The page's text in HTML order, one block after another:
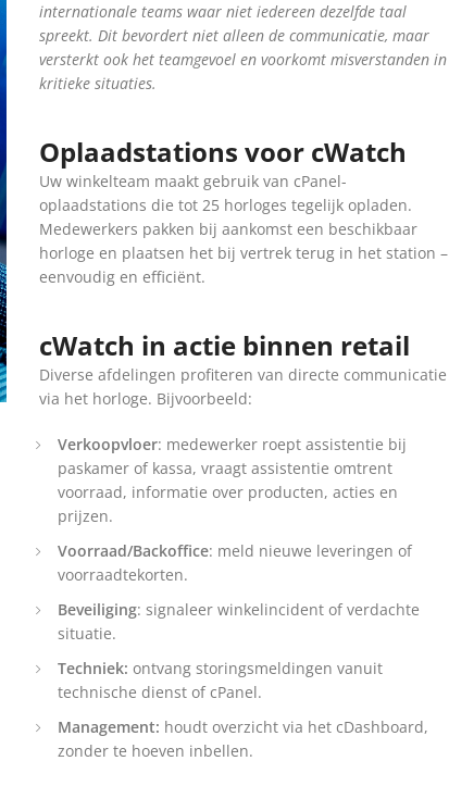
internationale teams waar niet iedereen dezelfde taal
spreekt. Dit bevordert niet alleen de communicatie, maar
versterkt ook het teamgevoel en voorkomt misverstanden in
kritieke situaties.
Oplaadstations voor cWatch
Uw winkelteam maakt gebruik van cPanel-
oplaadstations die tot 25 horloges tegelijk opladen.
Medewerkers pakken bij aankomst een beschikbaar
horloge en plaatsen het bij vertrek terug in het station –
eenvoudig en efficiënt.
cWatch in actie binnen retail
Diverse afdelingen profiteren van directe communicatie
via het horloge. Bijvoorbeeld:
Verkoopvloer: medewerker roept assistentie bij
paskamer of kassa, vraagt assistentie omtrent
voorraad, informatie over producten, acties en
prijzen.
Voorraad/Backoffice: meld nieuwe leveringen of
voorraadtekorten.
Beveiliging: signaleer winkelincident of verdachte
situatie.
Techniek: ontvang storingsmeldingen vanuit
technische dienst of cPanel.
Management: houdt overzicht via het cDashboard,
zonder te hoeven inbellen.